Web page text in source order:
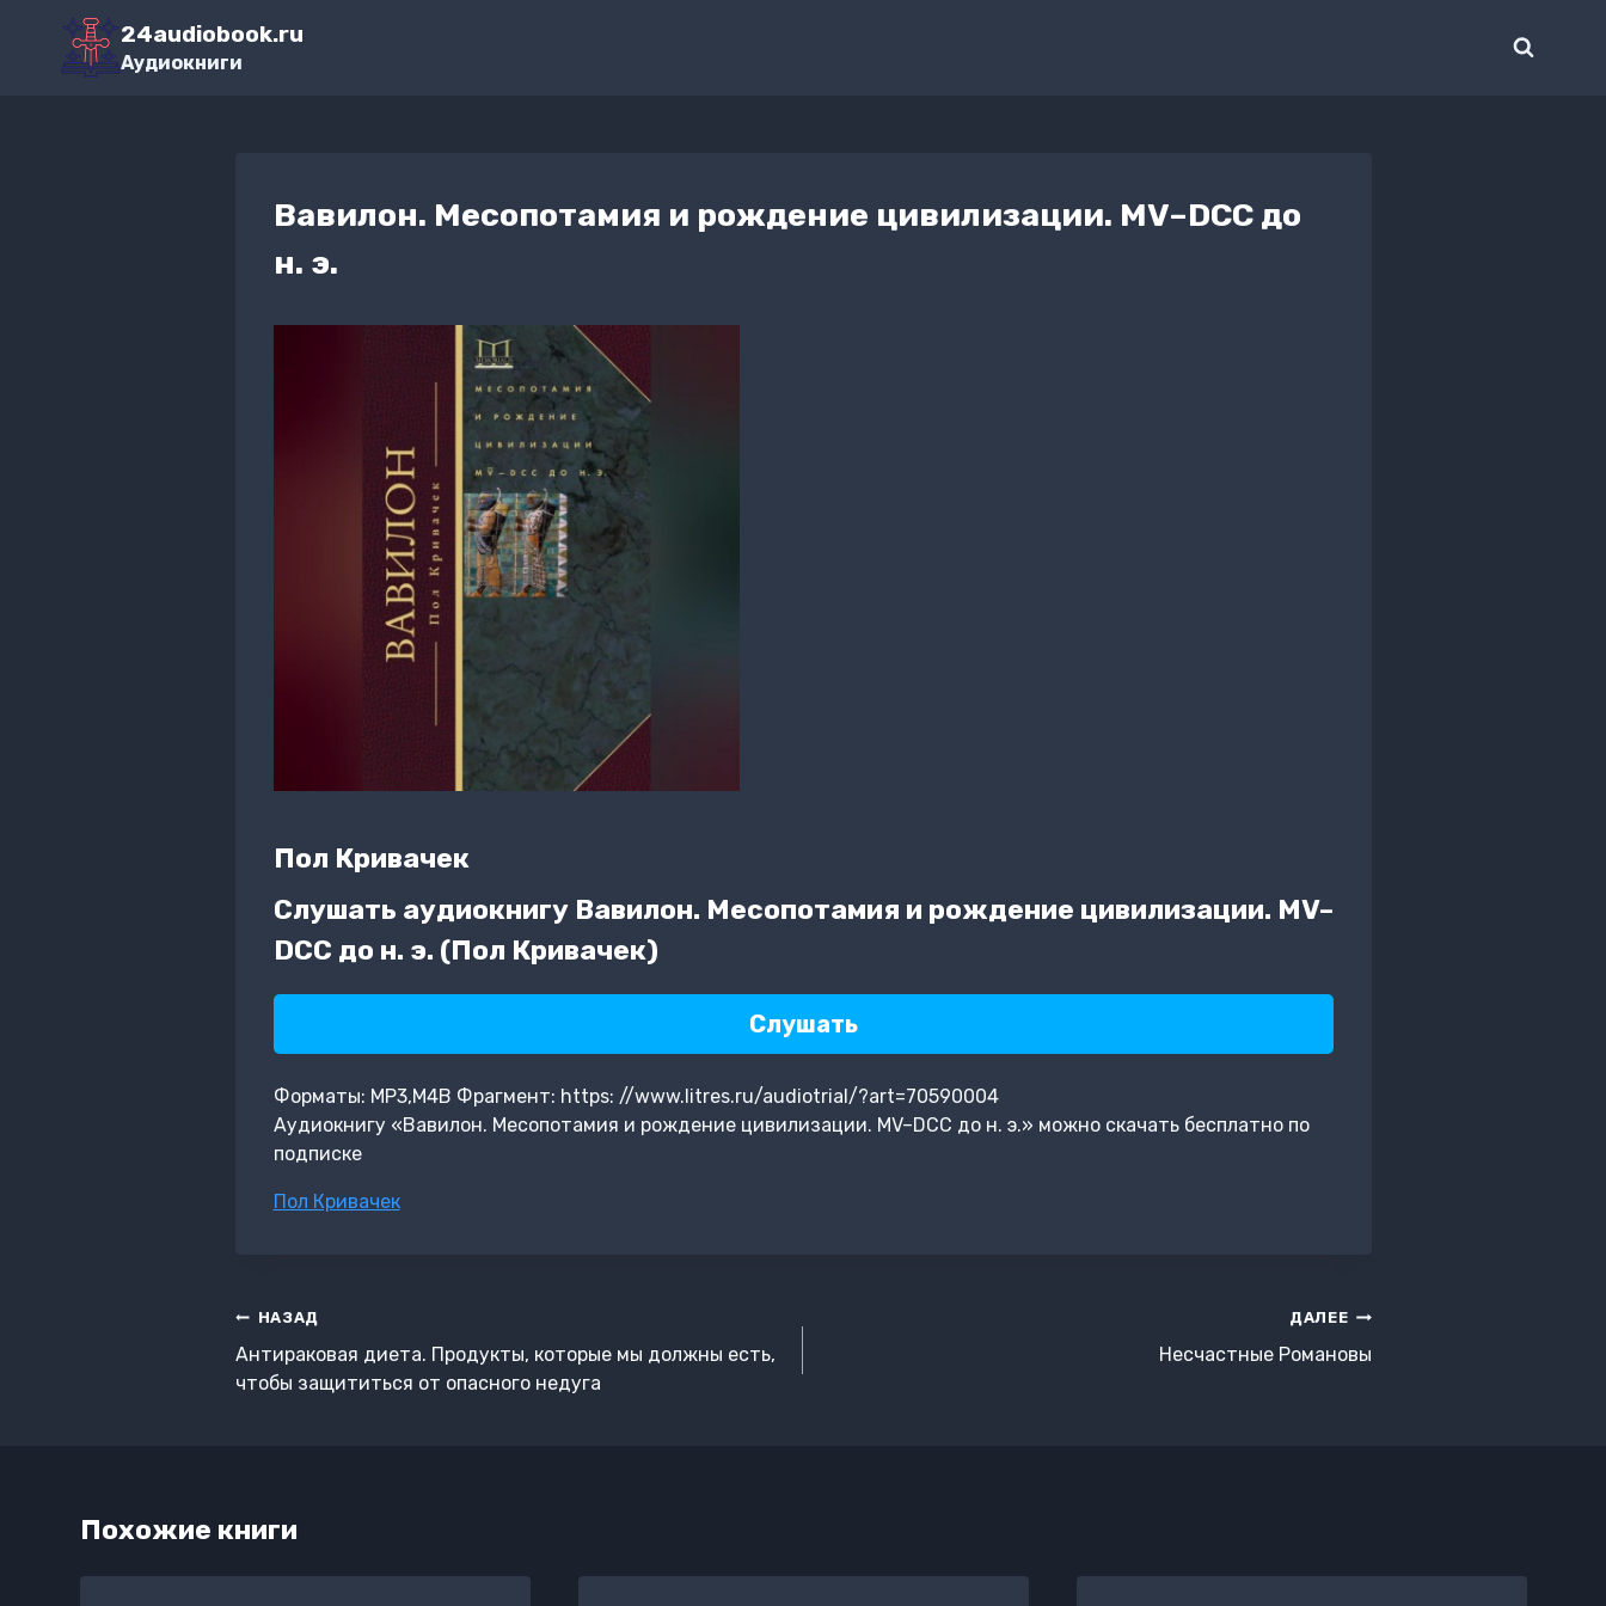
Перейти
содержимому
24audiobook.ru
Аудиокниги
Вавилон. Месопотамия и рождение цивилизации. MV–DCC до
н. э.
Пол Кривачек
Слушать аудиокнигу Вавилон. Месопотамия и рождение цивилизации. MV–
DCC до н. э. (Пол Кривачек)
Слушать
Форматы: MP3,M4B Фрагмент: https: //www.litres.ru/audiotrial/?art=70590004
Аудиокнигу «Вавилон. Месопотамия и рождение цивилизации. MV–DCC до н. э.» можно скачать бесплатно по
подписке
Метки
Пол Кривачек
Навигация
по
записям
НАЗАД
Антираковая диета. Продукты, которые мы должны есть,
чтобы защититься от опасного недуга
ДАЛЕЕ
Несчастные Романовы
Похожие книги